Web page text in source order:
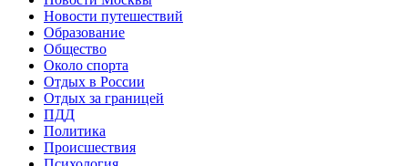
Новости путешествий
Образование
Общество
Около спорта
Отдых в России
Отдых за границей
ПДД
Политика
Происшествия